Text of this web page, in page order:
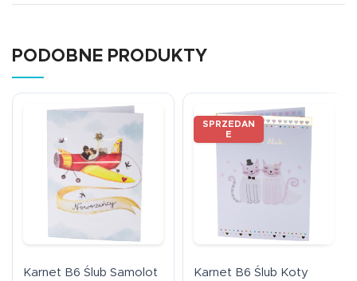
PODOBNE PRODUKTY
Karnet B6 Ślub Samolot
SPRZEDAN
E
Karnet B6 Ślub Koty